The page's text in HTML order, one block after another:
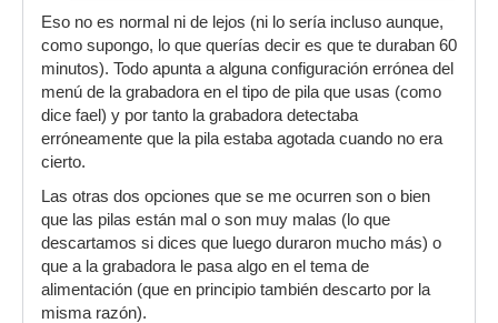
Eso no es normal ni de lejos (ni lo sería incluso aunque,
como supongo, lo que querías decir es que te duraban 60
minutos). Todo apunta a alguna configuración errónea del
menú de la grabadora en el tipo de pila que usas (como
dice fael) y por tanto la grabadora detectaba
erróneamente que la pila estaba agotada cuando no era
cierto.
Las otras dos opciones que se me ocurren son o bien
que las pilas están mal o son muy malas (lo que
descartamos si dices que luego duraron mucho más) o
que a la grabadora le pasa algo en el tema de
alimentación (que en principio también descarto por la
misma razón).